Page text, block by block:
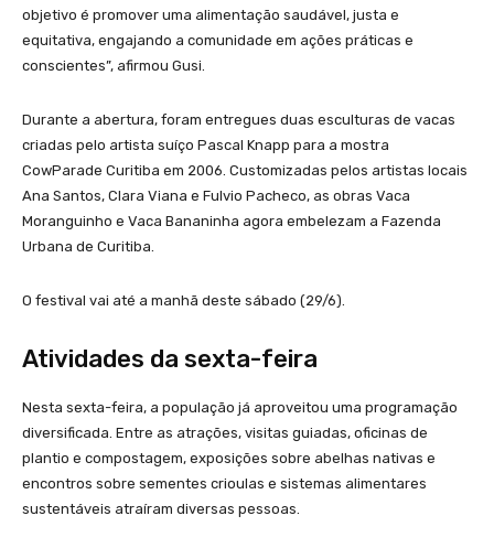
objetivo é promover uma alimentação saudável, justa e
equitativa, engajando a comunidade em ações práticas e
conscientes”, afirmou Gusi.
Durante a abertura, foram entregues duas esculturas de vacas
criadas pelo artista suíço Pascal Knapp para a mostra
CowParade Curitiba em 2006. Customizadas pelos artistas locais
Ana Santos, Clara Viana e Fulvio Pacheco, as obras Vaca
Moranguinho e Vaca Bananinha agora embelezam a Fazenda
Urbana de Curitiba.
O festival vai até a manhã deste sábado (29/6).
Atividades da sexta-feira
Nesta sexta-feira, a população já aproveitou uma programação
diversificada. Entre as atrações, visitas guiadas, oficinas de
plantio e compostagem, exposições sobre abelhas nativas e
encontros sobre sementes crioulas e sistemas alimentares
sustentáveis atraíram diversas pessoas.